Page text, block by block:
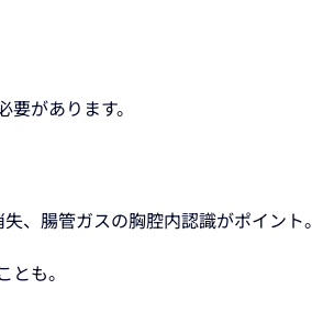
があります。
、腸管ガスの胸腔内認識がポイント。
も。